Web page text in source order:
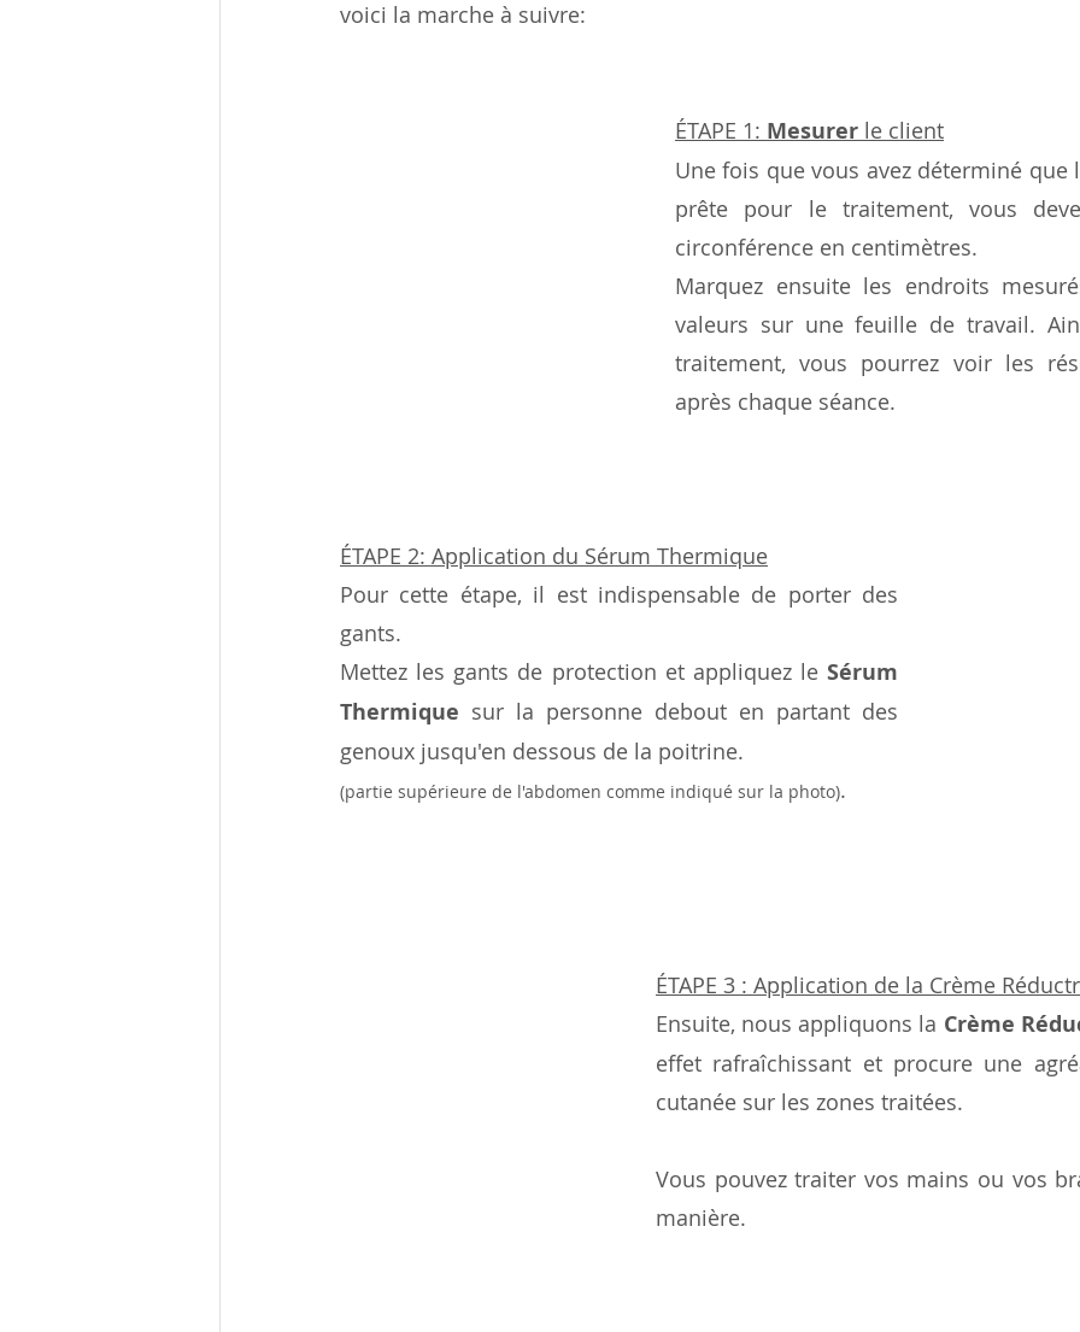
voici la marche à suivre:
ÉTAPE 1: Mesurer le client
Une fois que vous avez déterminé que
prête pour le traitement, vous
circonférence en centimètres.
Marquez ensuite les endroits
valeurs sur une feuille de travail.
traitement, vous pourrez voir les
après chaque séance.
ÉTAPE 2: Application du Sérum Thermique
Pour cette étape, il est indispensable de porter des
gants.
Mettez les gants de protection et appliquez le Sérum
Thermique sur la personne debout en partant des
genoux jusqu'en dessous de la poitrine.
(partie supérieure de l'abdomen comme indiqué sur la photo).
ÉTAPE 3 : Application de la Crème
Ensuite, nous appliquons la Crème
effet rafraîchissant et procure une
cutanée sur les zones traitées.
Vous pouvez traiter vos mains ou vos
manière.